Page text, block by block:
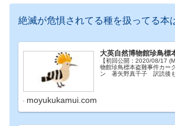
絶滅が危惧されてる種を扱ってる本
大英自然博物館珍鳥標
【初回公開：2020/08/17
物館珍鳥標本盗難事件カー
ン 著矢野真千子 訳読後も
moyukukamui.com